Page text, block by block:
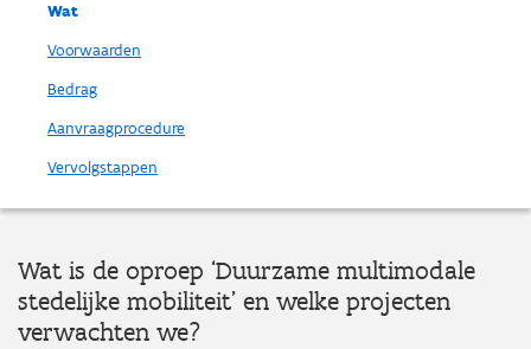
Wat
Voorwaarden
Bedrag
Aanvraagprocedure
Vervolgstappen
Wat is de oproep ‘Duurzame multimodale
stedelijke mobiliteit’ en welke projecten
verwachten we?